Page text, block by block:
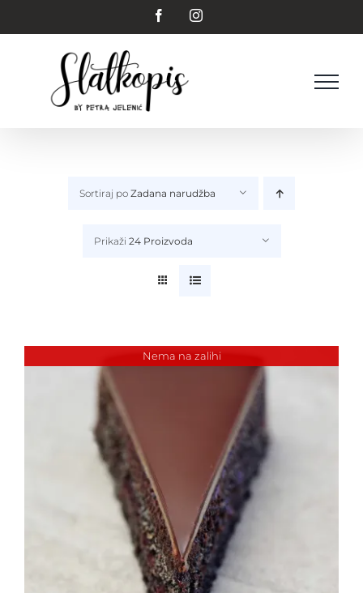
to
FacebookInstagram
Sortiraj po Zadana narudžba
Prikaži 24 Proizvoda
Nema na zalihi